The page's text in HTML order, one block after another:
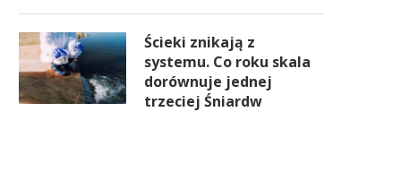
Ścieki znikają z
systemu. Co roku skala
dorównuje jednej
trzeciej Śniardw